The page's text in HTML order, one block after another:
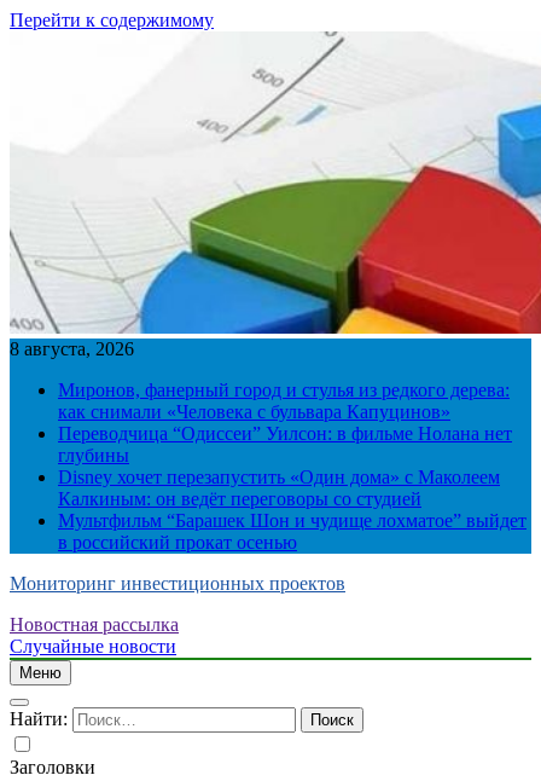
Перейти к содержимому
8 августа, 2026
Миронов, фанерный город и стулья из редкого дерева:
как снимали «Человека с бульвара Капуцинов»
Переводчица “Одиссеи” Уилсон: в фильме Нолана нет
глубины
Disney хочет перезапустить «Один дома» с Маколеем
Калкиным: он ведёт переговоры со студией
Мультфильм “Барашек Шон и чудище лохматое” выйдет
в российский прокат осенью
Мониторинг инвестиционных проектов
Новостная рассылка
Случайные новости
Меню
Найти:
Заголовки